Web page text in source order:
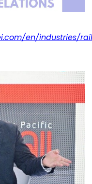
en/industries/